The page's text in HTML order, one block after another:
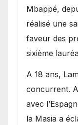
Mbappé,
réalisé une
faveur des
sixième
A 18 ans,
concurrent.
avec
la Masia a